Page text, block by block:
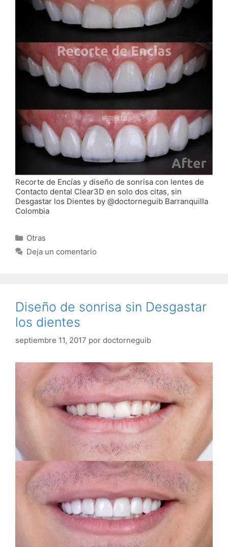
Recorte de Encías y diseño de sonrisa con lentes de
Contacto dental Clear3D en solo dos citas, sin
Desgastar los Dientes by @doctorneguib Barranquilla
Colombia
Categorías
Otras
Deja un comentario
Diseño de sonrisa sin Desgastar
los dientes
septiembre 11, 2017 por doctorneguib